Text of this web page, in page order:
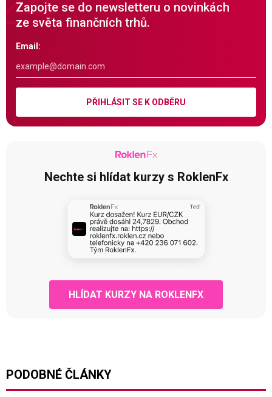
Zapojte se do newsletteru o novinkách
ze světa finančních trhů.
Email:
PŘIHLÁSIT SE K ODBĚRU
Nechte si hlídat kurzy s RoklenFx
HLÍDAT KURZY NA ROKLENFX
PODOBNÉ ČLÁNKY